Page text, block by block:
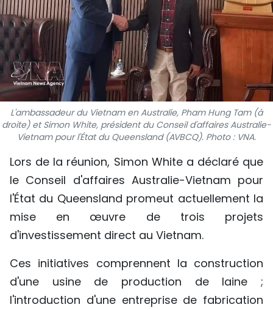
INFOGRAPHIE
PHOTO
VIDÉO
À PROPOS DU "PEUPLE"
ENGLISH
РУССКИЙ
ESPAÑOL
L'ambassadeur du Vietnam en Australie, Pham Hung Tam (à
droite) et Simon White, président du Conseil d'affaires Australie-
Vietnam pour l'État du Queensland (AVBCQ). Photo : VNA.
Lors de la réunion, Simon White a déclaré que
le Conseil d'affaires Australie-Vietnam pour
l'État du Queensland promeut actuellement la
mise en œuvre de trois projets
d'investissement direct au Vietnam.
Ces initiatives comprennent la construction
d'une usine de production de laine ;
l'introduction d'une entreprise de fabrication